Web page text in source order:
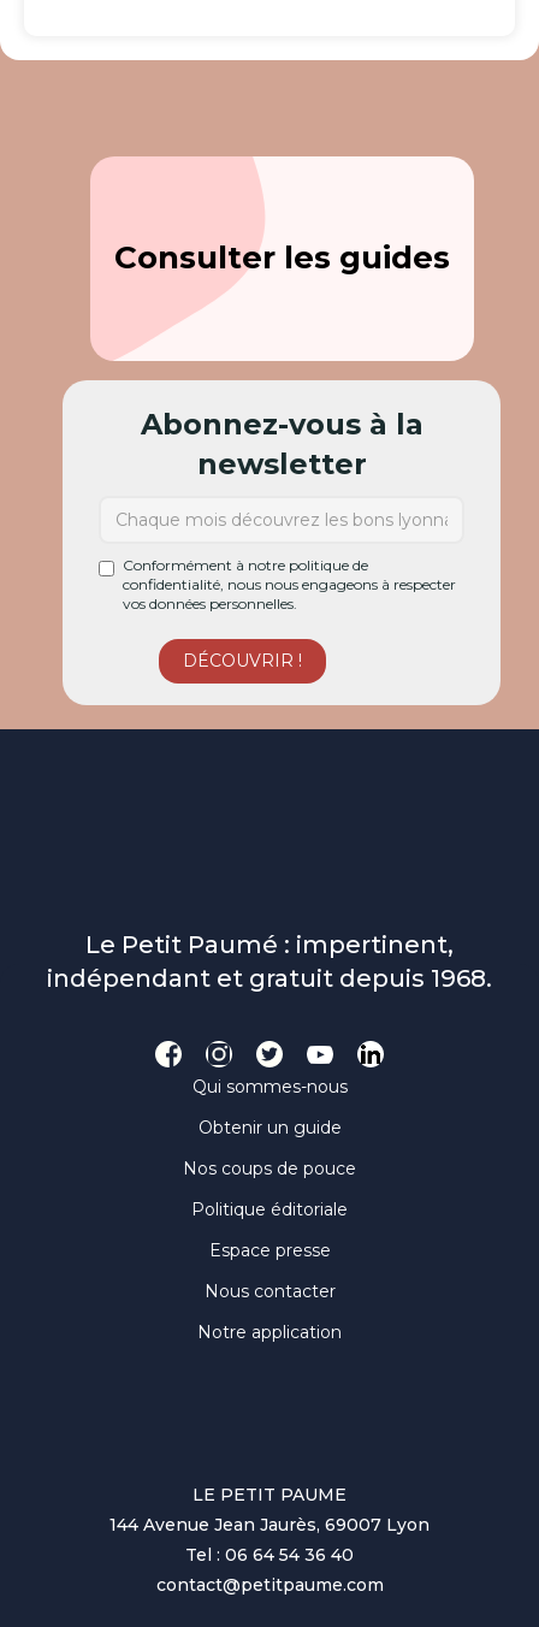
Consulter les guides
Abonnez-vous à la
newsletter
Conformément à notre politique de
confidentialité, nous nous engageons à respecter
vos données personnelles.
Le Petit Paumé : impertinent,
indépendant et gratuit depuis 1968.
Qui sommes-nous
Obtenir un guide
Nos coups de pouce
Politique éditoriale
Espace presse
Nous contacter
Notre application
LE PETIT PAUME
144 Avenue Jean Jaurès, 69007 Lyon
Tel : 06 64 54 36 40
contact@petitpaume.com